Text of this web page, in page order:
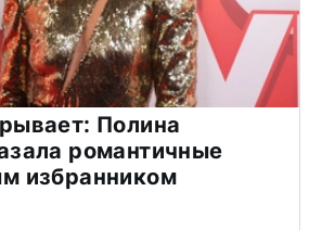
Полина
романтичные
избранником